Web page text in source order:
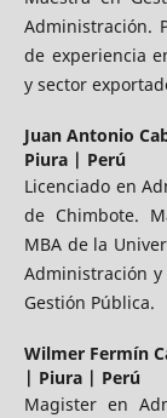
Administración.
de experiencia
y sector
Juan Antonio
Piura | Perú
Licenciado en
de Chimbote.
MBA de la
Administración
Gestión Pública.
Wilmer Fermín
| Piura | Perú
Magister en